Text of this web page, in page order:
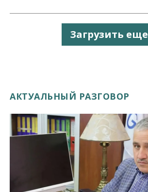
Загрузить еще
АКТУАЛЬНЫЙ РАЗГОВОР